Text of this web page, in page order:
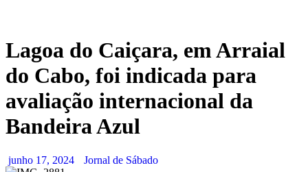
Lagoa do Caiçara, em Arraial
do Cabo, foi indicada para
avaliação internacional da
Bandeira Azul
junho 17, 2024 Jornal de Sábado